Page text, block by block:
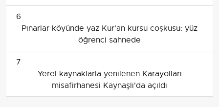
6
Pınarlar köyünde yaz Kur'an kursu coşkusu: yüz
öğrenci sahnede
7
Yerel kaynaklarla yenilenen Karayolları
misafirhanesi Kaynaşlı'da açıldı